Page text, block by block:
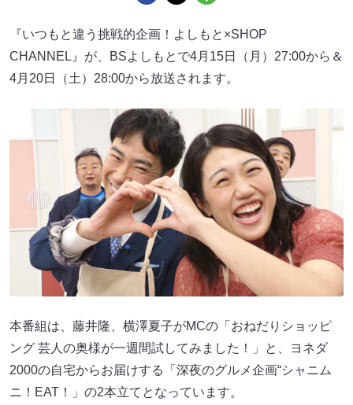
『いつもと違う挑戦的企画！よしもと×SHOP
CHANNEL』が、BSよしもとで4月15日（月）27:00から＆
4月20日（土）28:00から放送されます。
本番組は、藤井隆、横澤夏子がMCの「おねだりショッピ
ング 芸人の奥様が一週間試してみました！」と、ヨネダ
2000の自宅からお届けする「深夜のグルメ企画“シャニム
ニ！EAT！」の2本立てとなっています。